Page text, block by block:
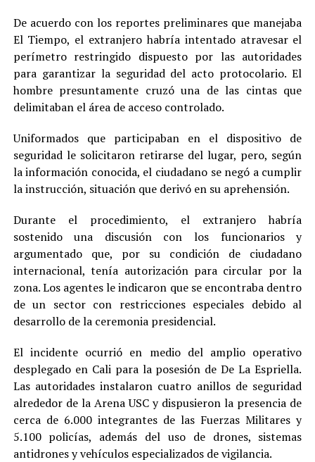
De acuerdo con los reportes preliminares que manejaba
El Tiempo, el extranjero habría intentado atravesar el
perímetro restringido dispuesto por las autoridades
para garantizar la seguridad del acto protocolario. El
hombre presuntamente cruzó una de las cintas que
delimitaban el área de acceso controlado.
Uniformados que participaban en el dispositivo de
seguridad le solicitaron retirarse del lugar, pero, según
la información conocida, el ciudadano se negó a cumplir
la instrucción, situación que derivó en su aprehensión.
Durante el procedimiento, el extranjero habría
sostenido una discusión con los funcionarios y
argumentado que, por su condición de ciudadano
internacional, tenía autorización para circular por la
zona. Los agentes le indicaron que se encontraba dentro
de un sector con restricciones especiales debido al
desarrollo de la ceremonia presidencial.
El incidente ocurrió en medio del amplio operativo
desplegado en Cali para la posesión de De La Espriella.
Las autoridades instalaron cuatro anillos de seguridad
alrededor de la Arena USC y dispusieron la presencia de
cerca de 6.000 integrantes de las Fuerzas Militares y
5.100 policías, además del uso de drones, sistemas
antidrones y vehículos especializados de vigilancia.